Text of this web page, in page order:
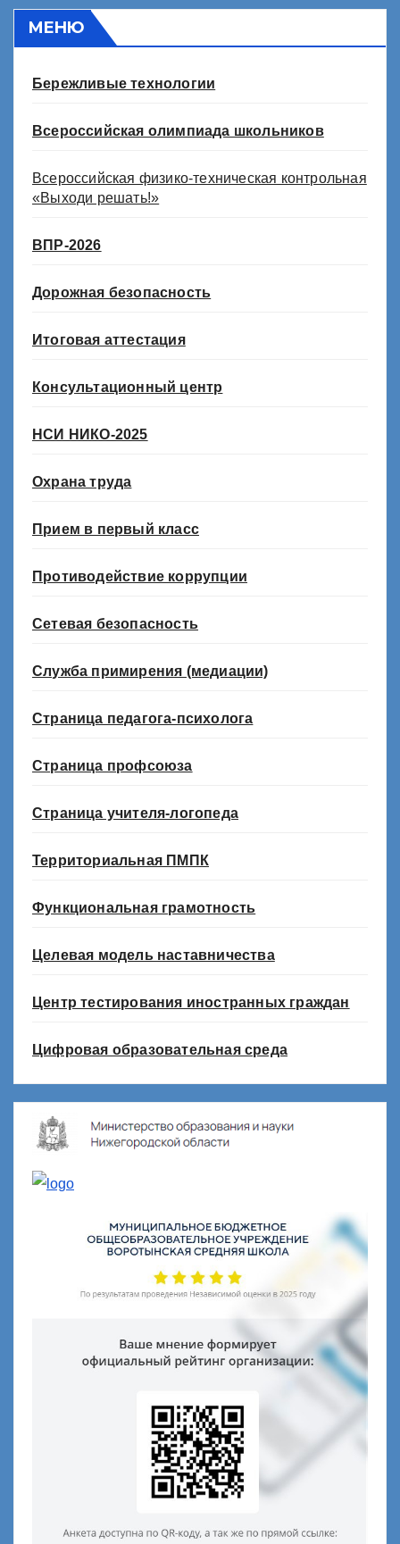
МЕНЮ
Бережливые технологии
Всероссийская олимпиада школьников
Всероссийская физико-техническая контрольная
«Выходи решать!»
ВПР-2026
Дорожная безопасность
Итоговая аттестация
Консультационный центр
НСИ НИКО-2025
Охрана труда
Прием в первый класс
Противодействие коррупции
Сетевая безопасность
Служба примирения (медиации)
Страница педагога-психолога
Страница профсоюза
Страница учителя-логопеда
Территориальная ПМПК
Функциональная грамотность
Целевая модель наставничества
Центр тестирования иностранных граждан
Цифровая образовательная среда